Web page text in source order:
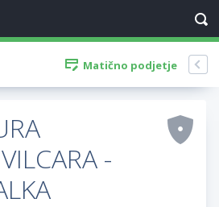
Matično podjetje
-